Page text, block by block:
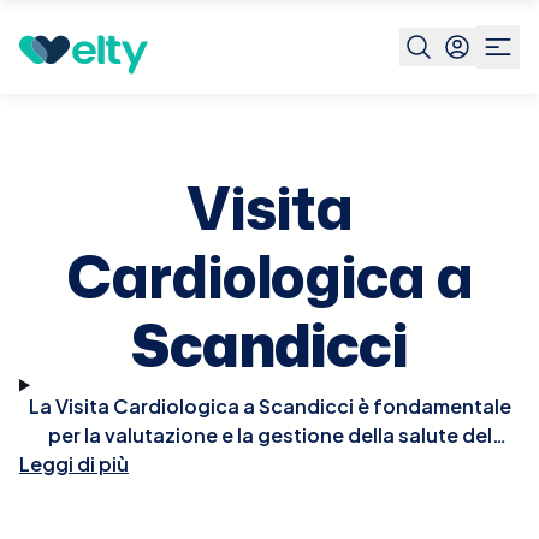
Prenota visita Scandicci
Visita
Cardiologica a
Scandicci
La Visita Cardiologica a Scandicci è fondamentale
per la valutazione e la gestione della salute del
cuore. Durante la visita, il cardiologo effettuerà un
Leggi di più